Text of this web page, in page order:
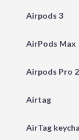
Airpods 3
AirPods Max
Airpods Pro 2
Airtag
AirTag